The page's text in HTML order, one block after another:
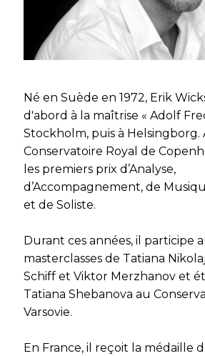
Né en Suède en 1972, Erik
d'abord à la maîtrise « Adolf
Stockholm, puis à Helsingborg.
Conservatoire Royal de
les premiers prix d’Analyse,
d’Accompagnement, de
et de Soliste.
Durant ces années, il participe
masterclasses de Tatiana
Schiff et Viktor Merzhanov et
Tatiana Shebanova au
Varsovie.
En France, il reçoit la médaille